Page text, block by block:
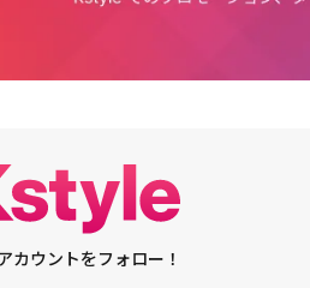
マンスを手掛けたミナ・ミョンを中心と
ベンジャーズクルーのJAM REPUBLIC、
、Funky_Y、Waackxxxy、ユ
ション映像は、公開とともに凄まじい勢
生回数500万回（6月26日基準）を突破す
でなく、各国のファンの応援も続いてお
期待もますます高まると見られる。・「ST
らの専属ダンサーが集結した日本出身クル
カウントをフォロー！